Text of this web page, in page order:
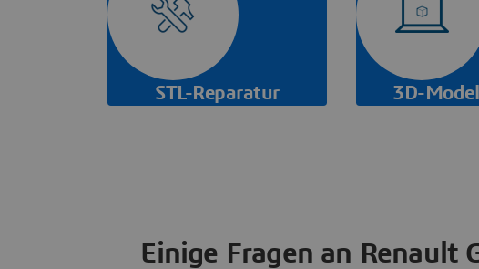
STL-Reparatur 3D-
Einige Fragen an Renault